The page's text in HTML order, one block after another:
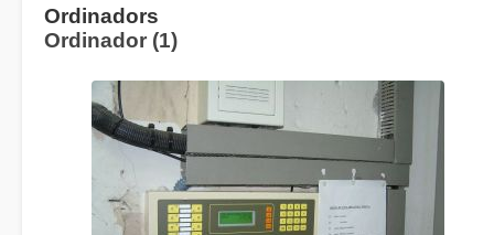
Ordinadors
Ordinador (1)